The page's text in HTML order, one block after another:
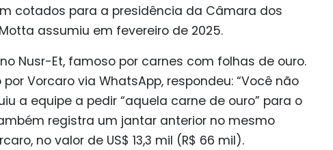
cotados para a presidência da Câmara dos
assumiu em fevereiro de 2025.
Nusr-Et, famoso por carnes com folhas de ouro.
Vorcaro via WhatsApp, respondeu: “Você não
a equipe a pedir “aquela carne de ouro” para o
registra um jantar anterior no mesmo
no valor de US$ 13,3 mil (R$ 66 mil).